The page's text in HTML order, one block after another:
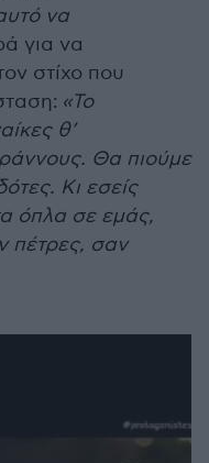
να
για να
στίχο που
«Το
θ’
Θα πιούμε
Κι εσείς
όπλα σε εμάς,
πέτρες, σαν